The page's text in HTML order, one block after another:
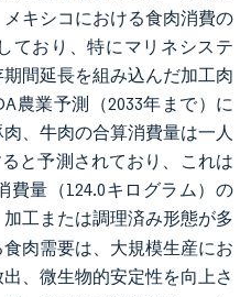
キシコにおける食肉消費の
ており、特にマリネシステ
間延長を組み込んだ加工肉
農業予測（2033年まで）に
、牛肉の合算消費量は一人
と予測されており、これは
費量（124.0キログラム）の
加工または調理済み形態が多
肉需要は、大規模生産にお
、微生物的安定性を向上さ